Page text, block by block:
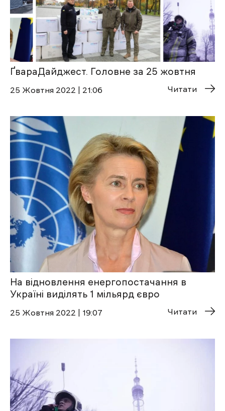
ҐвараДайджест. Головне за 25 жовтня
25 Жовтня 2022 | 21:06 Читати
На відновлення енергопостачання в
Україні виділять 1 мільярд євро
25 Жовтня 2022 | 19:07 Читати